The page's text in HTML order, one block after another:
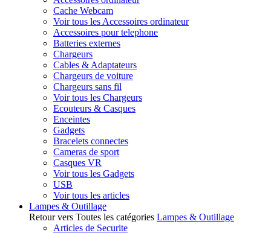
Cache Webcam
Voir tous les Accessoires ordinateur
Accessoires pour telephone
Batteries externes
Chargeurs
Cables & Adaptateurs
Chargeurs de voiture
Chargeurs sans fil
Voir tous les Chargeurs
Ecouteurs & Casques
Enceintes
Gadgets
Bracelets connectes
Cameras de sport
Casques VR
Voir tous les Gadgets
USB
Voir tous les articles
Lampes & Outillage
Retour vers Toutes les catégories Lampes & Outillage
Articles de Securite